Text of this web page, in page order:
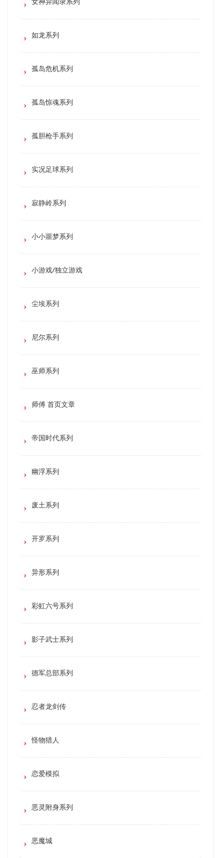
如龙系列
孤岛危机系列
孤岛惊魂系列
孤胆枪手系列
实况足球系列
寂静岭系列
小小噩梦系列
小游戏/独立游戏
尘埃系列
尼尔系列
巫师系列
师傅 首页文章
帝国时代系列
幽浮系列
废土系列
开罗系列
异形系列
彩虹六号系列
影子武士系列
德军总部系列
忍者龙剑传
怪物猎人
恋爱模拟
恶灵附身系列
恶魔城